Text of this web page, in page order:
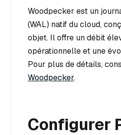
Woodpecker est un
(WAL) natif du cloud,
objet. Il offre un débit
opérationnelle et une
Pour plus de détails,
Woodpecker.
Configurer